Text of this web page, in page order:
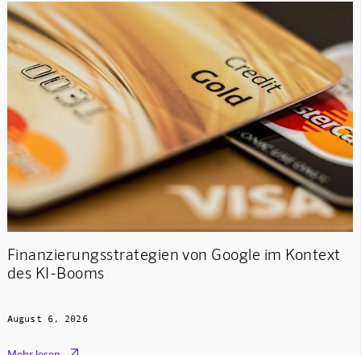
Finanzierungsstrategien von Google im Kontext
des KI-Booms
August 6, 2026